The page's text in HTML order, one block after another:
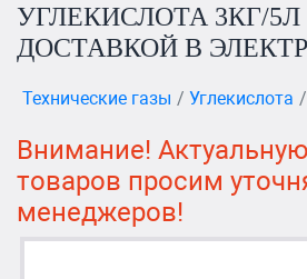
УГЛЕКИСЛОТА 3КГ/5Л
ДОСТАВКОЙ В
Технические газы Углекислота
Внимание!
товаров просим
менеджеров!